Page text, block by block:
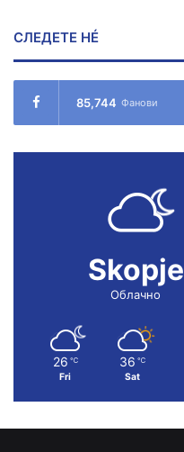
СЛЕДЕТЕ НÉ
85,744 Фанови
Skopje
Облачно
26 ℃
Fri
36 ℃
Sat